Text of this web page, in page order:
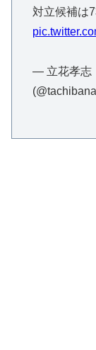
対立候補は
— 立花孝志